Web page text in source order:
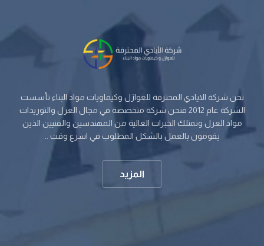
نحن شركة الايادي المحترفة للعوازل وكيماويات مواد البناء تأسست
الشركة عام 2012 فنحن شركة متخصصة في مجال العزل والتوريدات
مواد العزل ونمتلك الخبرات العالية من المهندسين والفنيين الذين
يقومون بالعمل بالشكل المطلوب في اسرع وقت ..
المزيد